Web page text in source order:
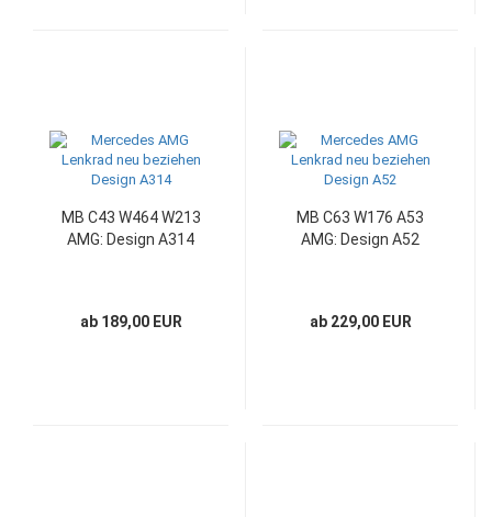
MB C43 W464 W213
AMG: Design A314
ab 189,00 EUR
MB C63 W176 A53
AMG: Design A52
ab 229,00 EUR